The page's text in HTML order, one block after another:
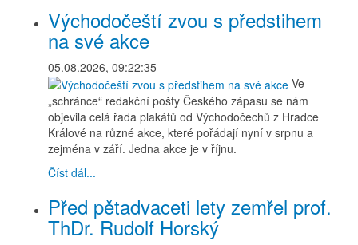
Východočeští zvou s předstihem
na své akce
05.08.2026, 09:22:35
Ve
„schránce“ redakční pošty Českého zápasu se nám
objevila celá řada plakátů od Východočechů z Hradce
Králové na různé akce, které pořádají nyní v srpnu a
zejména v září. Jedna akce je v říjnu.
Číst dál...
Před pětadvaceti lety zemřel prof.
ThDr. Rudolf Horský